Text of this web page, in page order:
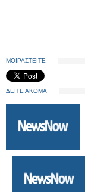
ΜΟΙΡΑΣΤΕΙΤΕ
ΔΕΙΤΕ ΑΚΟΜΑ